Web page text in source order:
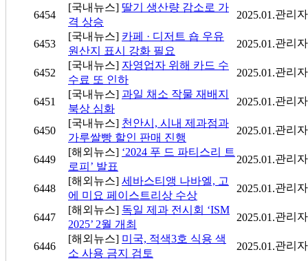
6454
[국내뉴스] 딸기 생산량 감소로 가
격 상승
2025.01.관리자
6453
[국내뉴스] 카페 · 디저트 숍 우유
원산지 표시 강화 필요
2025.01.관리자
6452
[국내뉴스] 자영업자 위해 카드 수
수료 또 인하
2025.01.관리자
6451
[국내뉴스] 과일 채소 작물 재배지
북상 심화
2025.01.관리자
6450
[국내뉴스] 천안시, 시내 제과점과
가루쌀빵 할인 판매 진행
2025.01.관리자
6449
[해외뉴스] ‘2024 푸 드 파티스리 트
로피’ 발표
2025.01.관리자
6448
[해외뉴스] 세바스티앵 나바엘, 고
에 미요 페이스트리상 수상
2025.01.관리자
6447
[해외뉴스] 독일 제과 전시회 ‘ISM
2025’ 2월 개최
2025.01.관리자
6446
[해외뉴스] 미국, 적색3호 식용 색
소 사용 금지 검토
2025.01.관리자